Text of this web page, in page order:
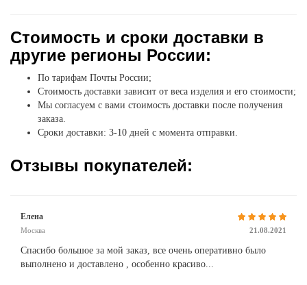
Стоимость и сроки доставки в
другие регионы России:
По тарифам Почты России;
Стоимость доставки зависит от веса изделия и его стоимости;
Мы согласуем с вами стоимость доставки после получения
заказа.
Сроки доставки: 3-10 дней с момента отправки.
Отзывы покупателей:
Елена
Москва 21.08.2021
Спасибо большое за мой заказ, все очень оперативно было
выполнено и доставлено , особенно красиво...